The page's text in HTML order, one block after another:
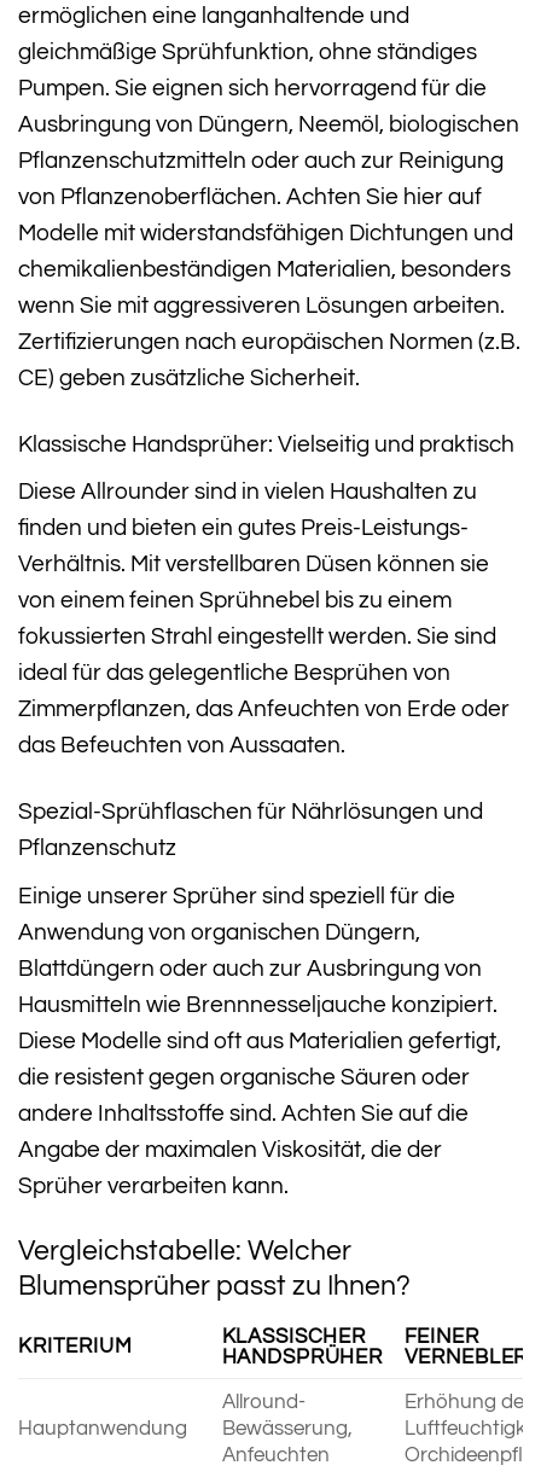
ermöglichen eine langanhaltende und
gleichmäßige Sprühfunktion, ohne ständiges
Pumpen. Sie eignen sich hervorragend für die
Ausbringung von Düngern, Neemöl, biologischen
Pflanzenschutzmitteln oder auch zur Reinigung
von Pflanzenoberflächen. Achten Sie hier auf
Modelle mit widerstandsfähigen Dichtungen und
chemikalienbeständigen Materialien, besonders
wenn Sie mit aggressiveren Lösungen arbeiten.
Zertifizierungen nach europäischen Normen (z.B.
CE) geben zusätzliche Sicherheit.
Klassische Handsprüher: Vielseitig und praktisch
Diese Allrounder sind in vielen Haushalten zu
finden und bieten ein gutes Preis-Leistungs-
Verhältnis. Mit verstellbaren Düsen können sie
von einem feinen Sprühnebel bis zu einem
fokussierten Strahl eingestellt werden. Sie sind
ideal für das gelegentliche Besprühen von
Zimmerpflanzen, das Anfeuchten von Erde oder
das Befeuchten von Aussaaten.
Spezial-Sprühflaschen für Nährlösungen und
Pflanzenschutz
Einige unserer Sprüher sind speziell für die
Anwendung von organischen Düngern,
Blattdüngern oder auch zur Ausbringung von
Hausmitteln wie Brennnesseljauche konzipiert.
Diese Modelle sind oft aus Materialien gefertigt,
die resistent gegen organische Säuren oder
andere Inhaltsstoffe sind. Achten Sie auf die
Angabe der maximalen Viskosität, die der
Sprüher verarbeiten kann.
Vergleichstabelle: Welcher
Blumensprüher passt zu Ihnen?
KRITERIUM
KLASSISCHER
HANDSPRÜHER
FEINER
VERNEBLER
Hauptanwendung
Allround-
Bewässerung,
Anfeuchten
Erhöhung der